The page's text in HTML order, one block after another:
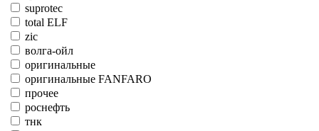
suprotec
total ELF
zic
волга-ойл
оригинальные
оригинальные FANFARO
прочее
роснефть
тнк